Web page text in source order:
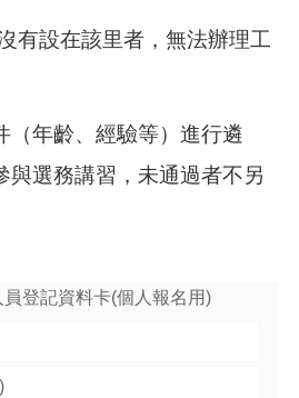
有設在該里者，無法辦理工
（年齡、經驗等）進行遴
與選務講習，未通過者不另
登記資料卡(個人報名用)